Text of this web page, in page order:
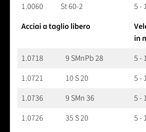
1.0060 St 60-2
5 -
Acciai a taglio libero
in
1.0718
9 SMnPb 28
5 -
1.0721
10 S 20
5 -
1.0736
9 SMn 36
5 -
1.0726
35 S 20
5 -